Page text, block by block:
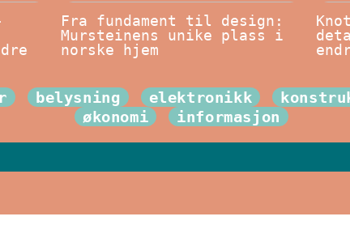
Fra fundament til design:
Mursteinens unike plass i
norske hjem
belysning elektronikk
økonomi
informasjon